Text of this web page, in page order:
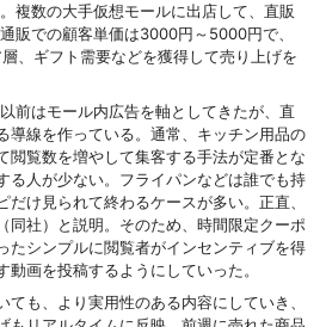
複数の大手仮想モールに出店して、直販
販での顧客単価は3000円～5000円で、
、ギフト需要などを獲得して売り上げを
前はモール内広告を軸としてきたが、直
導線を作っている。通常、キッチン用品の
閲覧数を増やして集客する手法が定番とな
る人が少ない。フライパンなどは誰でも持
だけ見られて終わるケースが多い。正直、
同社）と説明。そのため、時間限定クーポ
たシンプルに閲覧者がインセンティブを得
動画を投稿するようにしていった。
も、より実用性のある内容にしていき、